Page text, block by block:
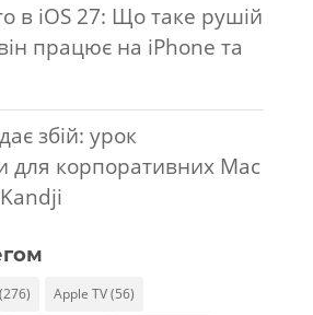
в iOS 27: Що таке рушій
працює на iPhone та
збій: урок
для корпоративних Mac
(276) Apple TV(56)